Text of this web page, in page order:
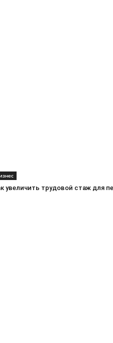
увеличить трудовой стаж для